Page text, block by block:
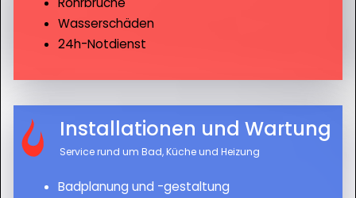
Wasserschäden
24h-Notdienst
Installationen und Wartung
Service rund um Bad, Küche und Heizung
Badplanung und -gestaltung